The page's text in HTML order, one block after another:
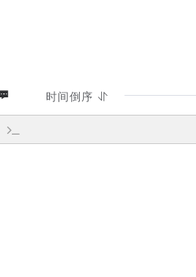
时间倒序